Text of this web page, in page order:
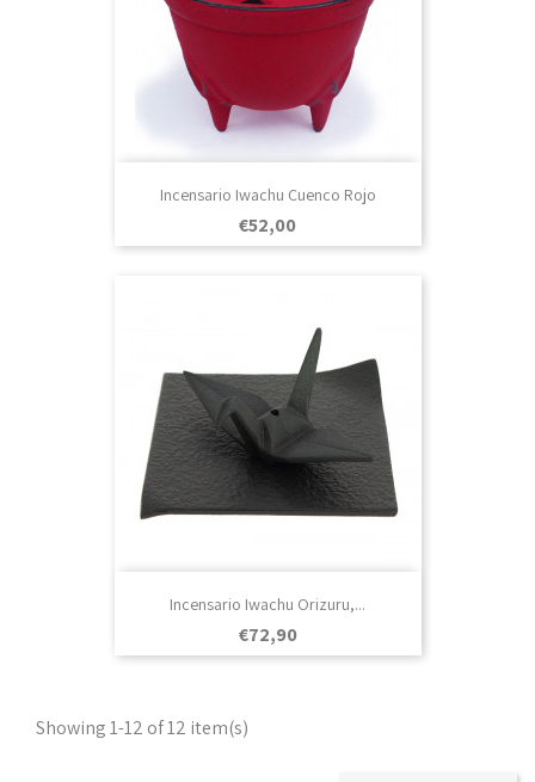
Incensario Iwachu Cuenco Rojo
Prezo
€52,00
Incensario Iwachu Orizuru,...
Prezo
€72,90
Showing 1-12 of 12 item(s)